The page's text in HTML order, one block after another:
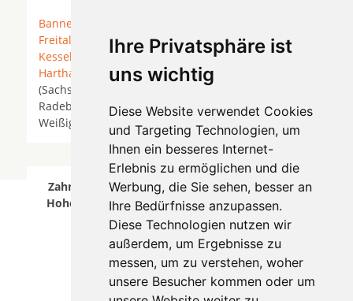
Ihre Privatsphäre ist
uns wichtig
Diese Website verwendet Cookies
und Targeting Technologien, um
Ihnen ein besseres Internet-
Erlebnis zu ermöglichen und die
Werbung, die Sie sehen, besser an
Ihre Bedürfnisse anzupassen.
Diese Technologien nutzen wir
außerdem, um Ergebnisse zu
messen, um zu verstehen, woher
unsere Besucher kommen oder um
Bannewitz
Freital
Grumbach bei Freital* Heidenau *
Kesselsdorf
*Klipphausen*Kreischa*Kurort
Hartha
Langebrück*Moritzburg
(Sachsen) *
* Rabenau (Sachsen) *
Radeberg *
Radebeul* Radeburg * Schönfeld-
Weißig *
Tharandt* Wilsdruff* Zehren
Zahnärzte für Zahnimplantete in Callenberg bei
Hohenstein-Ernstthal wurde am 07 August 2026
aktualisiert.